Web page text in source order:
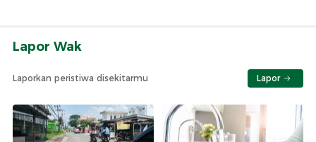
Lapor Wak
Laporkan peristiwa disekitarmu Lapor